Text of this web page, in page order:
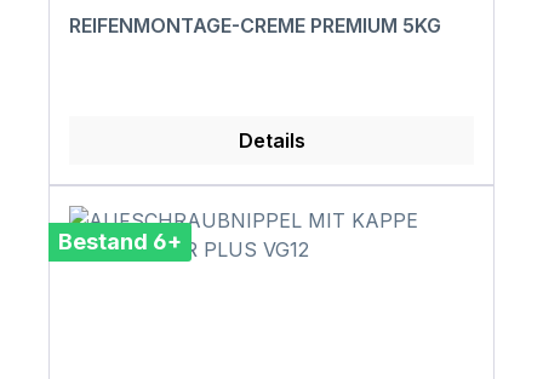
REIFENMONTAGE-CREME PREMIUM 5KG
Details
Bestand 6+